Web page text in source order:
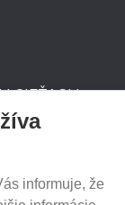
SIEŤACH
informuje, že